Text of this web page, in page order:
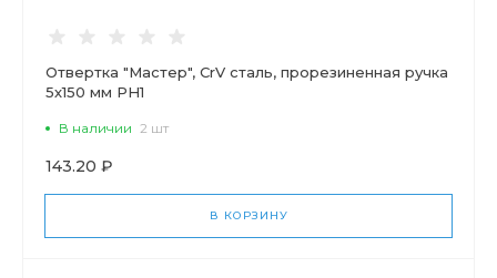
Отвертка "Мастер", CrV сталь, прорезиненная ручка
5х150 мм РН1
В наличии 2 шт
143.20 ₽
В КОРЗИНУ